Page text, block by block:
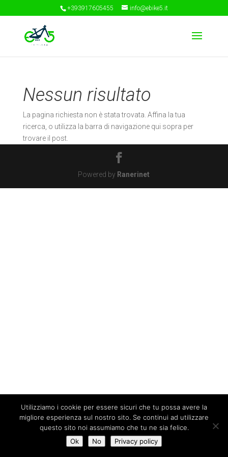
+393917605455 info@ebike5.it
Nessun risultato
La pagina richiesta non è stata trovata. Affina la tua
ricerca, o utilizza la barra di navigazione qui sopra per
trovare il post.
Powered by Ranerinet
Utilizziamo i cookie per essere sicuri che tu possa avere la
migliore esperienza sul nostro sito. Se continui ad utilizzare
questo sito noi assumiamo che tu ne sia felice.
Ok
No Privacy policy